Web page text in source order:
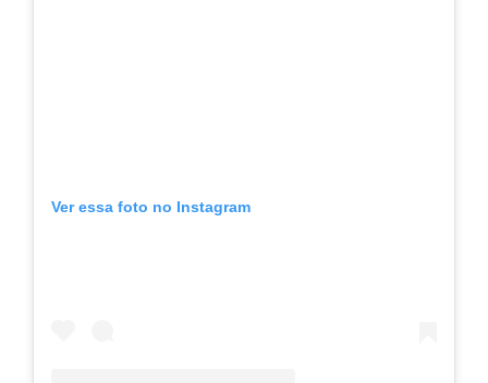
Ver essa foto no Instagram